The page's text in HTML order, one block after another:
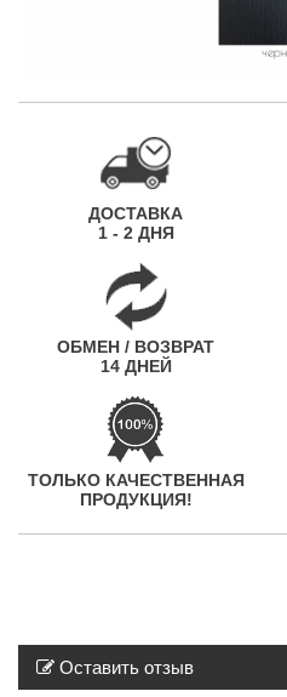
ДОСТАВКА
1 - 2 ДНЯ
ОБМЕН / ВОЗВРАТ
14 ДНЕЙ
ТОЛЬКО КАЧЕСТВЕННАЯ
ПРОДУКЦИЯ!
Оставить отзыв